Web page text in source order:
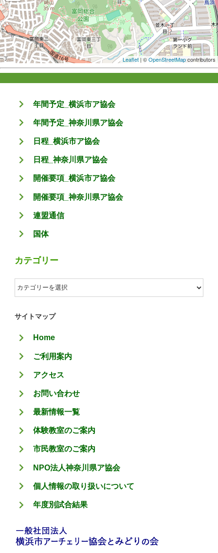
Leaflet | ©OpenStreetMapcontributors
年間予定_横浜市ア協会
年間予定_神奈川県ア協会
日程_横浜市ア協会
日程_神奈川県ア協会
開催要項_横浜市ア協会
開催要項_神奈川県ア協会
連盟通信
国体
カテゴリー
カ
テ
ゴ
ー
サイトマップ
Home
ご利用案内
アクセス
お問い合わせ
最新情報一覧
体験教室のご案内
市民教室のご案内
NPO法人神奈川県ア協会
個人情報の取り扱いについて
年度別試合結果